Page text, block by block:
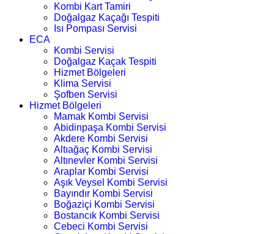
Kombi Kart Tamiri
Doğalgaz Kaçağı Tespiti
Isı Pompası Servisi
ECA
Kombi Servisi
Doğalgaz Kaçak Tespiti
Hizmet Bölgeleri
Klima Servisi
Şofben Servisi
Hizmet Bölgeleri
Mamak Kombi Servisi
Abidinpaşa Kombi Servisi
Akdere Kombi Servisi
Altıağaç Kombi Servisi
Altınevler Kombi Servisi
Araplar Kombi Servisi
Aşık Veysel Kombi Servisi
Bayındır Kombi Servisi
Boğaziçi Kombi Servisi
Bostancık Kombi Servisi
Cebeci Kombi Servisi